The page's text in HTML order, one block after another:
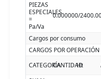
PIEZAS
ESPECIALES
=
Pa/Va
0.000000/
Cargos por consumo
CARGOS POR OPERACIÓN
CATEGORÍACANTIDAD
Ht